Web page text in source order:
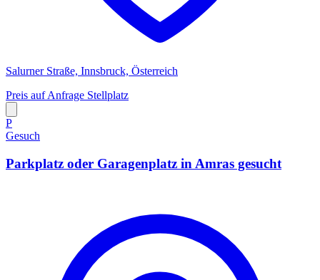
Salurner Straße, Innsbruck, Österreich
Preis auf Anfrage Stellplatz
P
Gesuch
Parkplatz oder Garagenplatz in Amras gesucht